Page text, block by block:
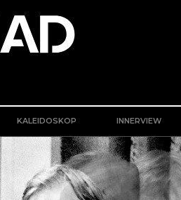
KALEIDOSKOP INNERVIEW